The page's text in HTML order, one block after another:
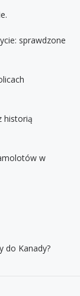
sprawdzone
historią
w
do Kanady?